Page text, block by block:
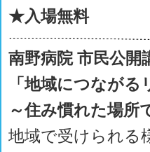
★入場無料
南野病院 市民公開
「地域につながる
～住み慣れた場所
地域で受けられる